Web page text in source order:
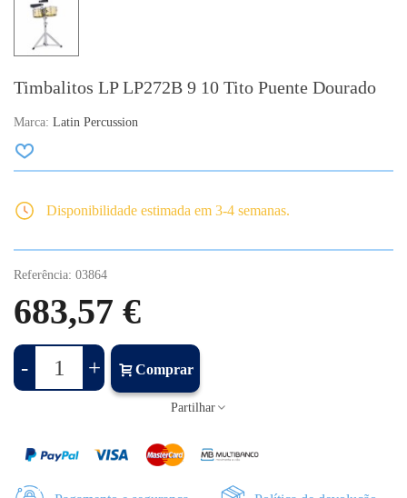
Timbalitos LP LP272B 9 10 Tito Puente Dourado
Marca: Latin Percussion
Disponibilidade estimada em 3-4 semanas.
Referência: 03864
683,57 €
- + Comprar
Partilhar